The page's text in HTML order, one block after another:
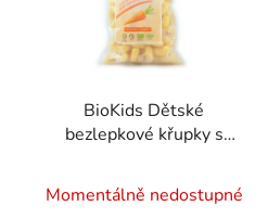
BioKids Dětské
bezlepkové křupky s
hodnocení
Momentálně nedostupné